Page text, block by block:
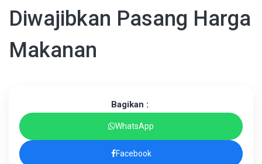
Diwajibkan Pasang Harga
Makanan
Bagikan :
WhatsApp
Facebook